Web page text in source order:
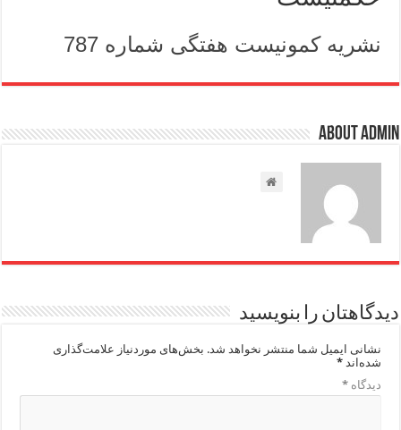
نشریه کمونیست هفتگی شماره 787
About admin
دیدگاهتان را بنویسید
نشانی ایمیل شما منتشر نخواهد شد. بخش‌های موردنیاز علامت‌گذاری
شده‌اند*
دیدگاه*